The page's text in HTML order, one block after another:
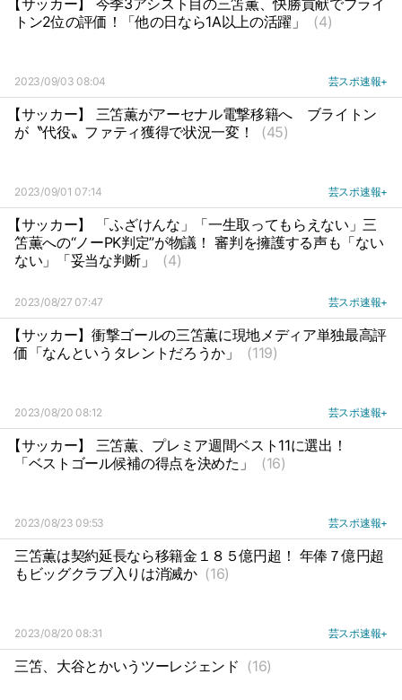
【サッカー】 今季3アシスト目の三笘薫、快勝貢献でブライ
トン2位の評価！「他の日なら1A以上の活躍」
(4)
2023/09/03 08:04 芸スポ速報+
【サッカー】 三笘薫がアーセナル電撃移籍へ
ブライトン
が〝代役〟ファティ獲得で状況一変！
(45)
2023/09/01 07:14 芸スポ速報+
【サッカー】 「ふざけんな」「一生取ってもらえない」三
笘薫への“ノーPK判定”が物議！ 審判を擁護する声も「ない
ない」「妥当な判断」
(4)
2023/08/27 07:47 芸スポ速報+
【サッカー】衝撃ゴールの三笘薫に現地メディア単独最高評
価「なんというタレントだろうか」
(119)
2023/08/20 08:12 芸スポ速報+
【サッカー】 三笘薫、プレミア週間ベスト11に選出！
「ベストゴール候補の得点を決めた」
(16)
2023/08/23 09:53 芸スポ速報+
三笘薫は契約延長なら移籍金１８５億円超！ 年俸７億円超
もビッグクラブ入りは消滅か (16)
2023/08/20 08:31 芸スポ速報+
三笘、大谷とかいうツーレジェンド (16)